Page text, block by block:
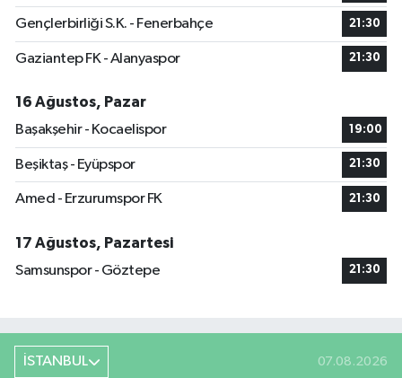
Gençlerbirliği S.K. - Fenerbahçe 21:30
Gaziantep FK - Alanyaspor 21:30
16 Ağustos, Pazar
Başakşehir - Kocaelispor
19:00
Beşiktaş - Eyüpspor 21:30
Amed - Erzurumspor FK 21:30
17 Ağustos, Pazartesi
Samsunspor - Göztepe
21:30
İSTANBUL 07.08.2026